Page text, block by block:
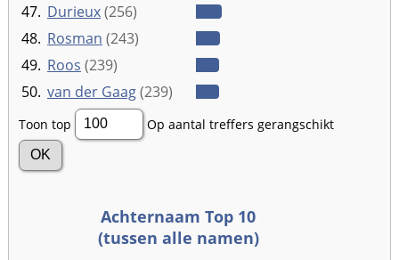
47. Durieux(256)
48. Rosman (243)
49. Roos (239)
50. van der Gaag(239)
Toon top Op aantal treffers gerangschikt
Achternaam Top 10
(tussen alle namen)